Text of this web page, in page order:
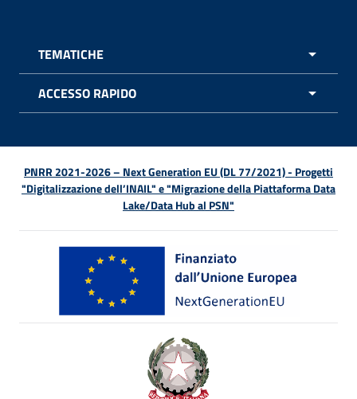
TEMATICHE
ACCESSO RAPIDO
PNRR 2021-2026 – Next Generation EU (DL 77/2021) - Progetti
"Digitalizzazione dell’INAIL" e "Migrazione della Piattaforma Data
Lake/Data Hub al PSN"